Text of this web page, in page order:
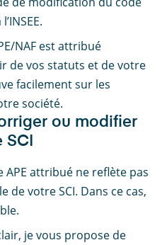
NAF est attribué
de vos statuts et de votre
facilement sur les
société.
ou modifier
SCI
attribué ne reflète pas
de votre SCI. Dans ce cas,
je vous propose de